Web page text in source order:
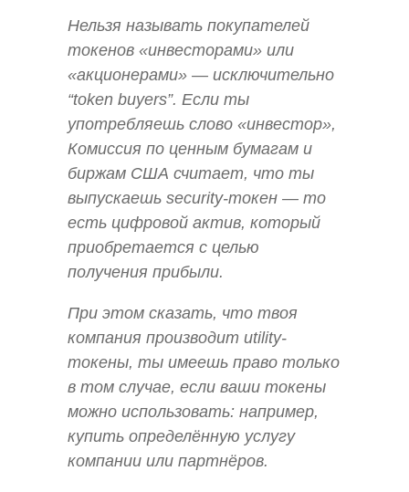
Нельзя называть покупателей
токенов «инвесторами» или
«акционерами» — исключительно
“token buyers”. Если ты
употребляешь слово «инвестор»,
Комиссия по ценным бумагам и
биржам США считает, что ты
выпускаешь security-токен — то
есть цифровой актив, который
приобретается с целью
получения прибыли.
При этом сказать, что твоя
компания производит utility-
токены, ты имеешь право только
в том случае, если ваши токены
можно использовать: например,
купить определённую услугу
компании или партнёров.